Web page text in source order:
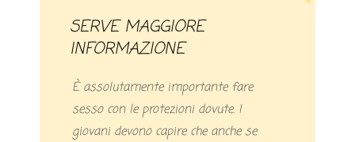
SERVE MAGGIORE
INFORMAZIONE
È assolutamente importante fare
sesso con le protezioni dovute. I
giovani devono capire che anche se